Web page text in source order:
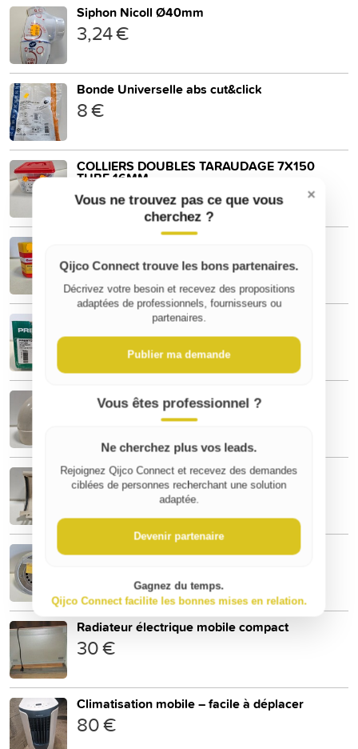
Siphon Nicoll Ø40mm
3,24 €
Bonde Universelle abs cut&click
8 €
COLLIERS DOUBLES TARAUDAGE 7X150
TUBE 16MM
5,50 €
17,99 €
VANNES URINOIR POUR P60B
15 €
COUDE GOUTIERE SABLE Ø80MM 67°
3 €
JONCTION GOUTIERE SABLE D25
3 €
SIPHON DE SOL LIMATEC
Radiateur électrique mobile compact
30 €
Climatisation mobile – facile à déplacer
80 €
×
Vous ne trouvez pas ce que vous
cherchez ?
Qijco Connect trouve les bons partenaires.
Décrivez votre besoin et recevez des propositions
adaptées de professionnels, fournisseurs ou
partenaires.
Publier ma demande
Vous êtes professionnel ?
Ne cherchez plus vos leads.
Rejoignez Qijco Connect et recevez des demandes
ciblées de personnes recherchant une solution
adaptée.
Devenir partenaire
Gagnez du temps.
Qijco Connect facilite les bonnes mises en relation.